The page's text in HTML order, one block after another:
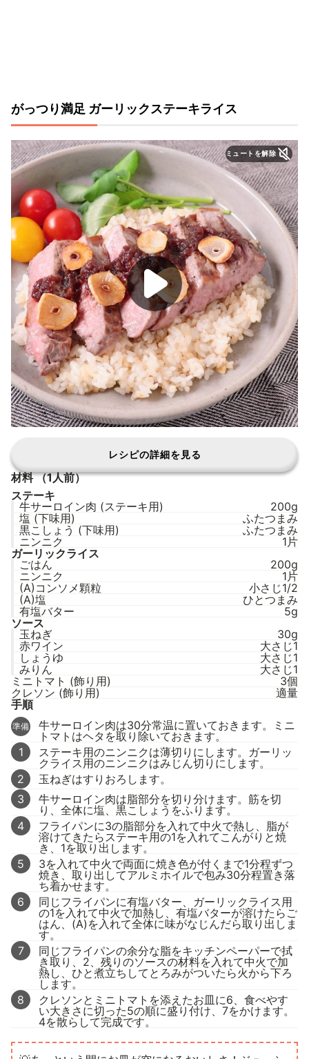
がっつり満足 ガーリックステーキライス
ミュートを解除
レシピの詳細を見る
材料（1人前）
ステーキ
牛サーロイン肉 (ステーキ用)
200g
塩 (下味用)
ふたつまみ
黒こしょう (下味用)
ふたつまみ
ニンニク
1片
ガーリックライス
ごはん
200g
ニンニク
1片
(A)コンソメ顆粒
小さじ1/2
(A)塩
ひとつまみ
有塩バター
5g
ソース
玉ねぎ
30g
赤ワイン
大さじ1
しょうゆ
大さじ1
みりん
大さじ1
ミニトマト (飾り用)
3個
クレソン (飾り用)
適量
手順
準備
牛サーロイン肉は30分常温に置いておきます。ミニ
トマトはヘタを取り除いておきます。
1
ステーキ用のニンニクは薄切りにします。ガーリッ
クライス用のニンニクはみじん切りにします。
2
玉ねぎはすりおろします。
3
牛サーロイン肉は脂部分を切り分けます。筋を切
り、全体に塩、黒こしょうをふります。
4
フライパンに3の脂部分を入れて中火で熱し、脂が
溶けてきたらステーキ用の1を入れてこんがりと焼
き、1を取り出します。
5
3を入れて中火で両面に焼き色が付くまで1分程ずつ
焼き、取り出してアルミホイルで包み30分程置き落
ち着かせます。
6
同じフライパンに有塩バター、ガーリックライス用
の1を入れて中火で加熱し、有塩バターが溶けたらご
はん、(A)を入れて全体に味がなじんだら取り出しま
す。
7
同じフライパンの余分な脂をキッチンペーパーで拭
き取り、2、残りのソースの材料を入れて中火で加
熱し、ひと煮立ちしてとろみがついたら火から下ろ
します。
8
クレソンとミニトマトを添えたお皿に6、食べやす
い大きさに切った5の順に盛り付け、7をかけます。
4を散らして完成です。